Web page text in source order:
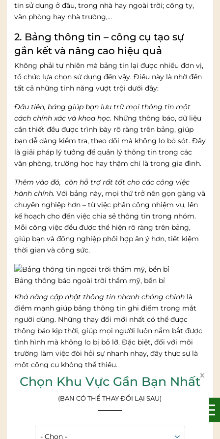
tin sử dụng ở đâu, trong nhà hay ngoài trời; công ty,
văn phòng hay nhà trường,…
2. Bảng thông tin – công cụ tạo sự
gắn kết và nâng cao hiệu quả
Không phải tự nhiên mà bảng tin lại được nhiều đơn vị,
tổ chức lựa chọn sử dụng đến vậy. Điều này là nhờ đến
tất cả những tính năng vượt trội dưới đây:
Đầu tiên, bảng giúp bạn lưu trữ mọi thông tin một
cách chính xác và khoa học. Những thông báo, dữ liệu
cần thiết đều được trình bày rõ ràng trên bảng, giúp
bạn dễ dàng kiểm tra, theo dõi mà không lo bỏ sót. Đây
là giải pháp lý tưởng để quản lý thông tin trong các
văn phòng, trường học hay thậm chí là trong gia đình.
Thêm vào đó, còn hỗ trợ rất tốt cho các công việc
hành chính. Với bảng này, mọi thứ trở nên gọn gàng và
chuyên nghiệp hơn – từ việc phân công nhiệm vụ, lên
kế hoạch cho đến việc chia sẻ thông tin trong nhóm.
Mỗi công việc đều được thể hiện rõ ràng trên bảng,
giúp bạn và đồng nghiệp phối hợp ăn ý hơn, tiết kiệm
thời gian và công sức.
Bảng thông báo ngoài trời thẩm mỹ, bền bỉ
Khả năng cập nhật thông tin nhanh chóng chính là
điểm mạnh giúp bảng thông tin ghi điểm trong mắt
người dùng. Những thay đổi mới nhất có thể được
thông báo kịp thời, giúp mọi người luôn nắm bắt được
tình hình mà không lo bị bỏ lỡ. Đặc biệt, đối với môi
trường làm việc đòi hỏi sự nhanh nhạy, đây thực sự là
một công cụ không thể thiếu.
Công cụ này còn gây ấn tượng bởi sự bền bỉ và giá trị
Với thiết kế chắc chắn, vật liệu chất lượng,
chăng, phù hợp với nhiều đối tượng người dùng, từ cá
x
Chọn Khu Vực Gần Bạn Nhất
(BẠN CÓ THỂ THAY ĐỔI LẠI SAU)